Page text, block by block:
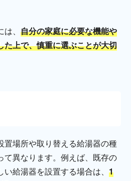
、 自分の家庭に必要な機能や
た上で、慎重に選ぶことが大切
置場所や取り替える給湯器の種
て異なります。例えば、既存の
給湯器を設置する場合は、 1